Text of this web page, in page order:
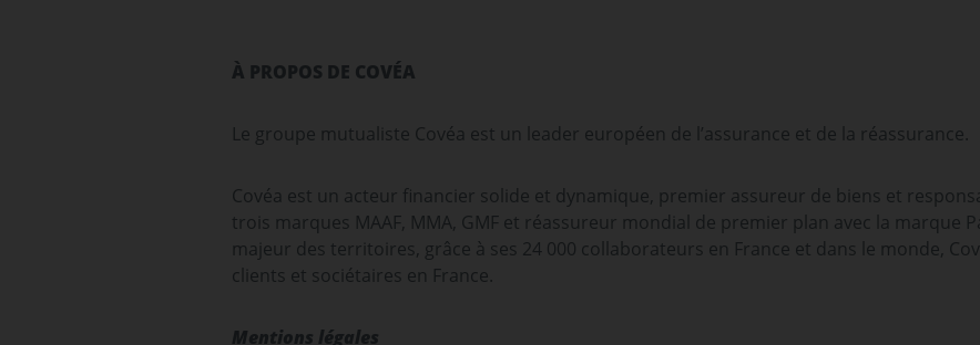
À PROPOS DE COVÉA
Le groupe mutualiste Covéa est un leader européen de l’assurance et de la réassurance.
Covéa est un acteur financier solide et dynamique, premier assureur de biens et
trois marques MAAF, MMA, GMF et réassureur mondial de premier plan avec la marque
majeur des territoires, grâce à ses 24 000 collaborateurs en France et dans le monde,
clients et sociétaires en France.
Mentions légales